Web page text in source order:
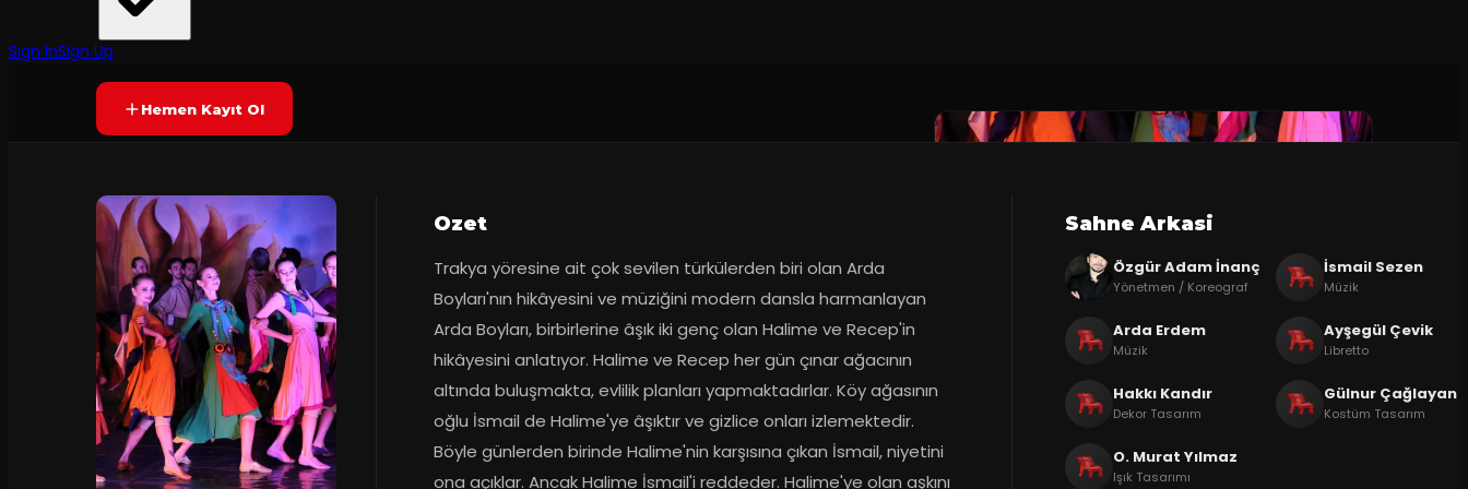
Sign InSign UpYAKINDA Yetersiz oy
Hemen Kayıt Ol
Ozet
Trakya yöresine ait çok sevilen türkülerden biri olan Arda
Boyları'nın hikâyesini ve müziğini modern dansla harmanlayan
Arda Boyları, birbirlerine âşık iki genç olan Halime ve Recep'in
hikâyesini anlatıyor. Halime ve Recep her gün çınar ağacının
altında buluşmakta, evlilik planları yapmaktadırlar. Köy ağasının
oğlu İsmail de Halime'ye âşıktır ve gizlice onları izlemektedir.
Böyle günlerden birinde Halime'nin karşısına çıkan İsmail, niyetini
ona açıklar. Ancak Halime İsmail'i reddeder. Halime'ye olan aşkını
Sahne Arkasi
Özgür Adam İnanç
Yönetmen / Koreograf
İsmail Sezen
Müzik
Arda Erdem
Müzik
Ayşegül Çevik
Libretto
Hakkı Kandır
Dekor Tasarım
Gülnur Çağlayan
Kostüm Tasarım
O. Murat Yılmaz
Işık Tasarımı